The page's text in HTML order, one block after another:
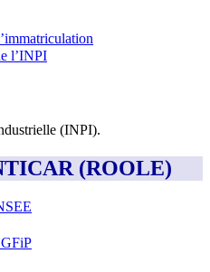
l’INPI
(INPI).
(ROOLE)